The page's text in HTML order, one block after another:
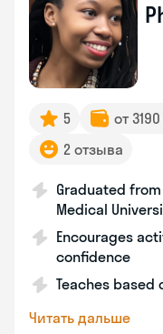
5 от
2 отзыва
Graduated
Medical
Encourages
confidence
Teaches based
Читать дальше